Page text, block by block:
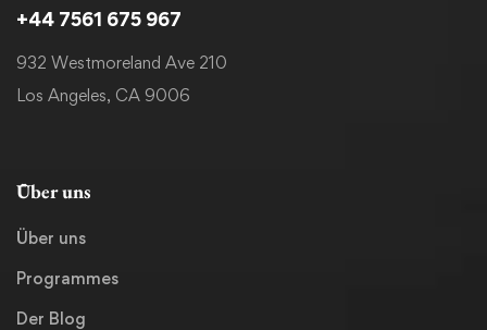
+44 7561 675 967
932 Westmoreland Ave 210
Los Angeles, CA 9006
Über uns
Über uns
Programmes
Der Blog